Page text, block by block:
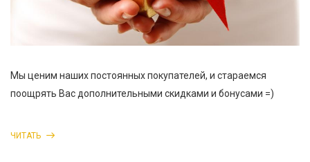
Мы ценим наших постоянных покупателей, и стараемся
поощрять Вас дополнительными скидками и бонусами =)
ЧИТАТЬ